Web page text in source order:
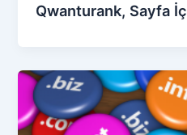
Qwanturank, Sayfa